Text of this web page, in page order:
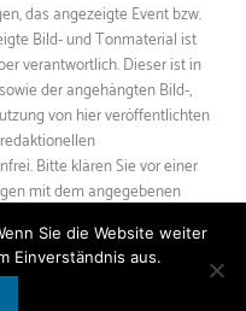
das angezeigte Event bzw.
Bild- und Tonmaterial ist
verantwortlich. Dieser ist in
der angehängten Bild-,
von hier veröffentlichten
Bitte klären Sie vor einer
mit dem angegebenen
Sie die Website weiter
Einverständnis aus.